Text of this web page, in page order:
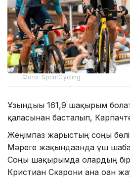
Фото: SprintCycling
Ұзындығы 161,9 шақырым
қаласынан басталып,
Жеңімпаз жарыстың соңғы
Мәреге жақындағанда үш
Соңғы шақырымда олардың
Кристиан Скарони ғана оған